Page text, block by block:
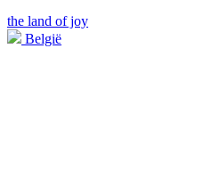
the land of joy
België